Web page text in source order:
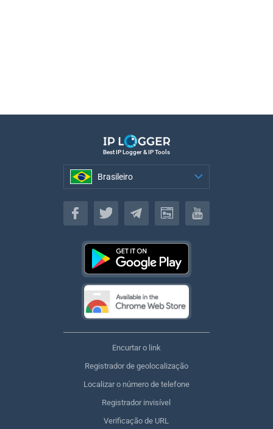
Best IP Logger & IP Tools
Brasileiro
Brasileiro
Encurtar o link
Registrador de geolocalização
Localizar o número de telefone
Registrador invisível
Verificação de URL